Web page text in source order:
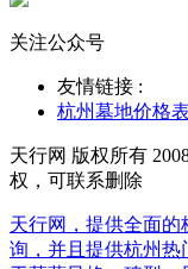
关注公众号
友情链接 :
杭州墓地价格表
天行网 版权所有
权，可联系删除
天行网，提供全面
询，并且提供杭州热